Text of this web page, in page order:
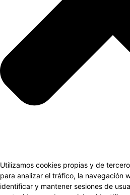
Utilizamos cookies propias y de
para analizar el tráfico, la navegación
identificar y mantener sesiones de